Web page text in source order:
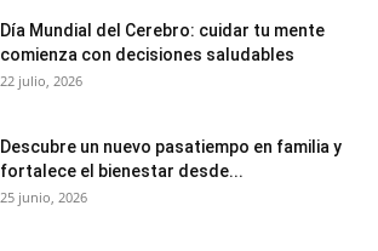
Día Mundial del Cerebro: cuidar tu mente
comienza con decisiones saludables
22 julio, 2026
Descubre un nuevo pasatiempo en familia y
fortalece el bienestar desde...
25 junio, 2026